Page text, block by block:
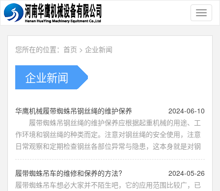
您所在的位置： 首页 > 企业新闻
企业新闻
​华鹰机械履带蜘蛛吊钢丝绳的维护保养
2024-06-10
履带蜘蛛吊钢丝绳的维护保养应根据起重机械的用途、工
作环境和钢丝绳的种类而定。注意对钢丝绳的安全使用，注意
日常观察和定期检查钢丝各部位异常与隐患，这本身就是对钢
​履带蜘蛛吊车的维修和保养的方法?
2024-05-26
履带蜘蛛吊车想必大家并不陌生吧，它的应用范围比较广，已